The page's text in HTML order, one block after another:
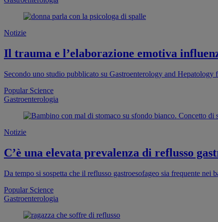
Notizie
Il trauma e l’elaborazione emotiva
Secondo uno studio pubblicato su Gastroenterology and
Popular Science
Gastroenterologia
Notizie
C’è una elevata prevalenza di reflusso
Da tempo si sospetta che il reflusso gastroesofageo sia frequente
Popular Science
Gastroenterologia